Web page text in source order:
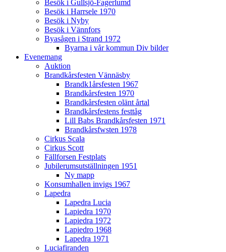
Besök i Gullsjö-Fagerlumd
Besök i Harrsele 1970
Besök i Nyby
Besök i Vännfors
Byasågen i Strand 1972
Byarna i vår kommun Div bilder
Evenemang
Auktion
Brandkårsfesten Vännäsby
Brandk1årsfesten 1967
Brandkårsfesten 1970
Brandkårsfesten olänt årtal
Brandkårsfestens festtåg
Lill Babs Brandkårsfesten 1971
Brandkårsfwsten 1978
Cirkus Scala
Cirkus Scott
Fällforsen Festplats
Jubilerumsutställningen 1951
Ny mapp
Konsumhallen invigs 1967
Lapedra
Lapedra Lucia
Lapiedra 1970
Lapiedra 1972
Lapiedro 1968
Lapedra 1971
Luciafiranden